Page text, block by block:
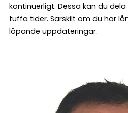
kontinuerligt. Dessa kan du
tuffa tider. Särskilt om du har
löpande uppdateringar.